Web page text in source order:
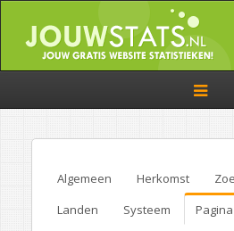
Algemeen Herkomst
Landen
Systeem